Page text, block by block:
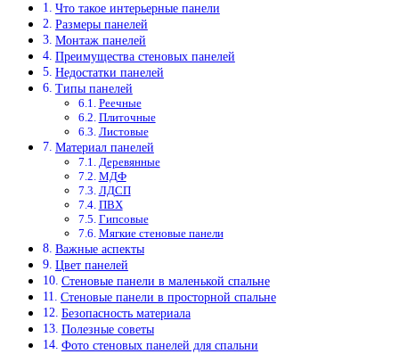
Что такое интерьерные панели
Размеры панелей
Монтаж панелей
Преимущества стеновых панелей
Недостатки панелей
Типы панелей
Реечные
Плиточные
Листовые
Материал панелей
Деревянные
МДФ
ЛДСП
ПВХ
Гипсовые
Мягкие стеновые панели
Важные аспекты
Цвет панелей
Стеновые панели в маленькой спальне
Стеновые панели в просторной спальне
Безопасность материала
Полезные советы
Фото стеновых панелей для спальни